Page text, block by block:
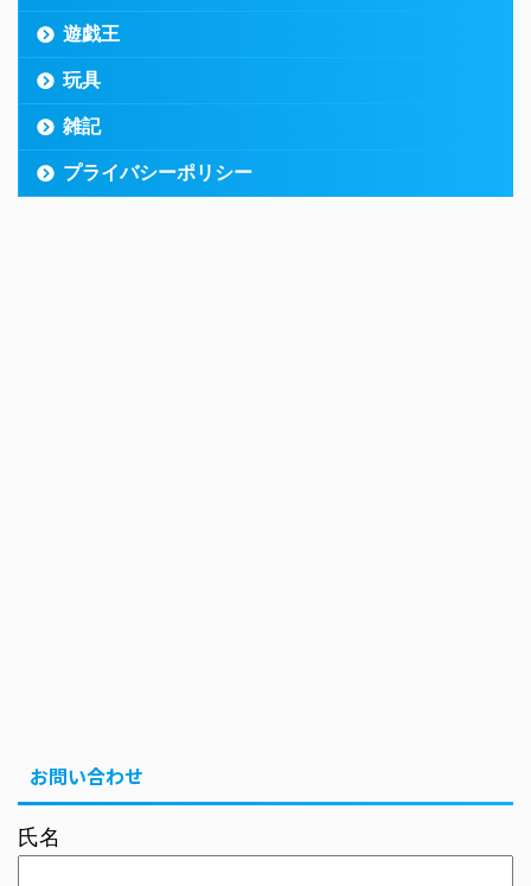
遊戯王
玩具
雑記
プライバシーポリシー
お問い合わせ
氏名